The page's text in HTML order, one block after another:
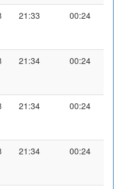
21:33 00:24
21:34 00:24
21:34 00:24
21:34 00:24